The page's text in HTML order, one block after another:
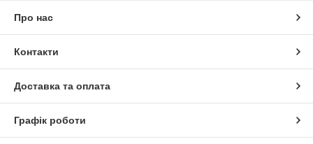
Про нас
Контакти
Доставка та оплата
Графік роботи